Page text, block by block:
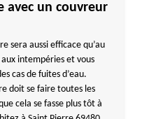
avec un couvreur
sera aussi efficace qu’au
intempéries et vous
cas de fuites d’eau.
doit se faire toutes les
cela se fasse plus tôt à